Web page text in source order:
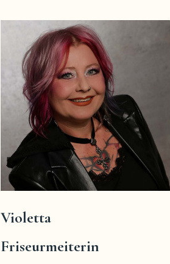
Violetta
Friseurmeiterin